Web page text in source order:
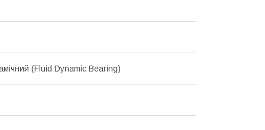
(Fluid Dynamic Bearing)